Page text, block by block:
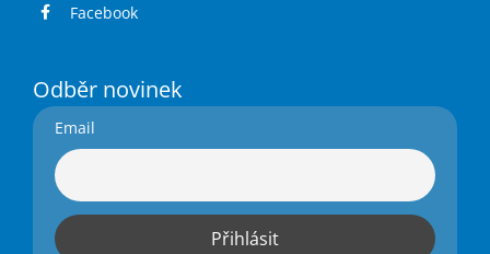
Facebook
Odběr novinek
Email